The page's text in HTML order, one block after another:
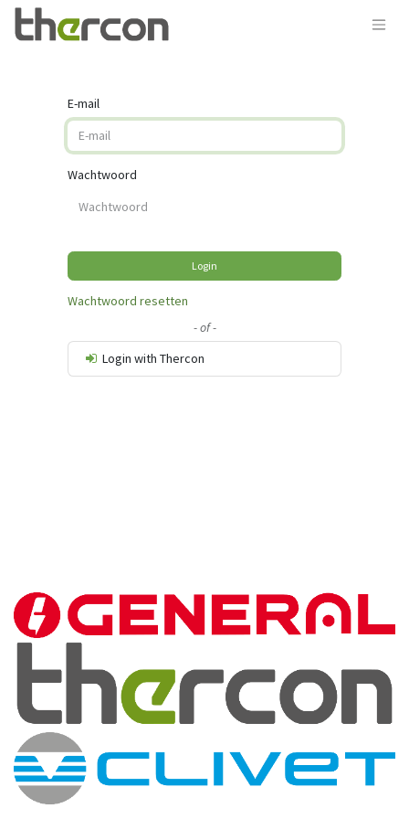
E-mail
Wachtwoord
Login
Wachtwoord resetten
- of -
Login with Thercon